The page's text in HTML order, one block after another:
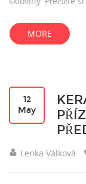
MORE
12
May
Lenka Válková